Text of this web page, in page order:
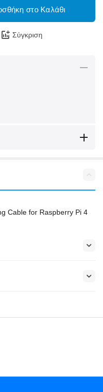
στο Καλάθι
Σύγκριση
Cable for Raspberry Pi 4